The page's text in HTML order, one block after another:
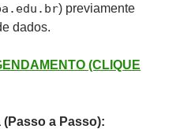
) previamente
dados.
(CLIQUE
a Passo):